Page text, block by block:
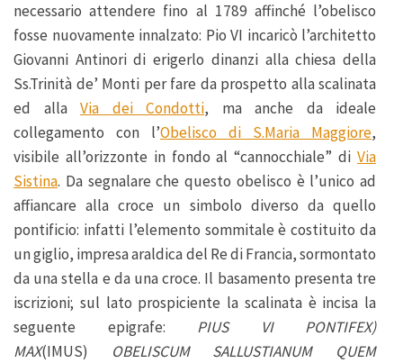
necessario attendere fino al 1789 affinché l’obelisco
fosse nuovamente innalzato: Pio VI incaricò l’architetto
Giovanni Antinori di erigerlo dinanzi alla chiesa della
Ss.Trinità de’ Monti per fare da prospetto alla scalinata
ed alla Via dei Condotti, ma anche da ideale
collegamento con l’Obelisco di S.Maria Maggiore,
visibile all’orizzonte in fondo al “cannocchiale” di Via
Sistina. Da segnalare che questo obelisco è l’unico ad
affiancare alla croce un simbolo diverso da quello
pontificio: infatti l’elemento sommitale è costituito da
un giglio, impresa araldica del Re di Francia, sormontato
da una stella e da una croce. Il basamento presenta tre
iscrizioni; sul lato prospiciente la scalinata è incisa la
seguente epigrafe: PIUS VI PONTIFEX)
MAX(IMUS)
OBELISCUM SALLUSTIANUM QUEM